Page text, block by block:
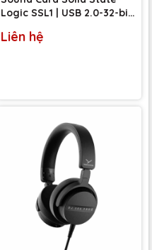
Logic SSL1 | USB 2.0-32-bit
Liên hệ